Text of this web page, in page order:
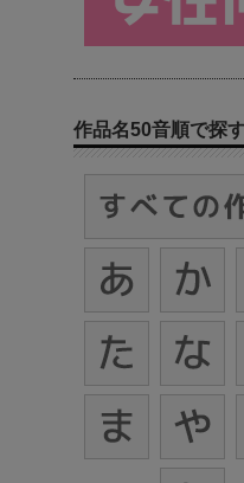
作品名50音順で探